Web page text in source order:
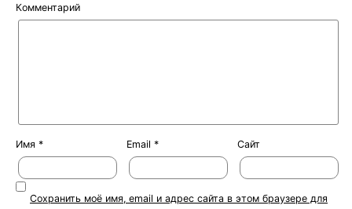
Комментарий
Имя * Email * Сайт
Сохранить моё имя, email и адрес сайта в этом браузере для